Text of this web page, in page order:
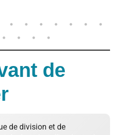
de
de division et de